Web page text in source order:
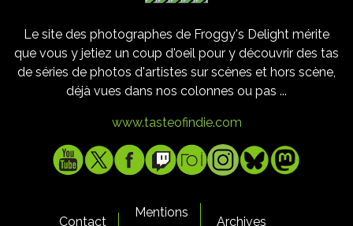
Le site des photographes de Froggy's Delight mérite
que vous y jetiez un coup d'oeil pour y découvrir des tas
de séries de photos d'artistes sur scènes et hors scène,
déjà vues dans nos colonnes ou pas ...
www.tasteofindie.com
Contact
Mentions
Archives